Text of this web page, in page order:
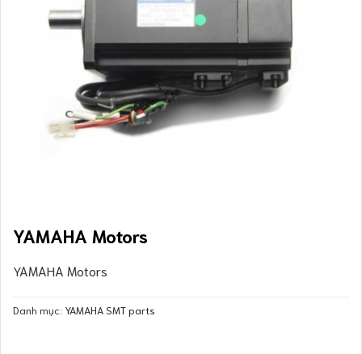
YAMAHA Motors
YAMAHA Motors
Danh mục: YAMAHA SMT parts